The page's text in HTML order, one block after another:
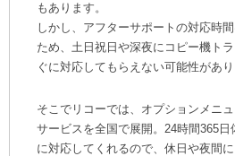
もあります。
しかし、アフターサポートの対応時
ため、土日祝日や深夜にコピー機ト
ぐに対応してもらえない可能性があり
そこでリコーでは、オプションメニ
サービスを全国で展開。24時間365日
に対応してくれるので、休日や夜間